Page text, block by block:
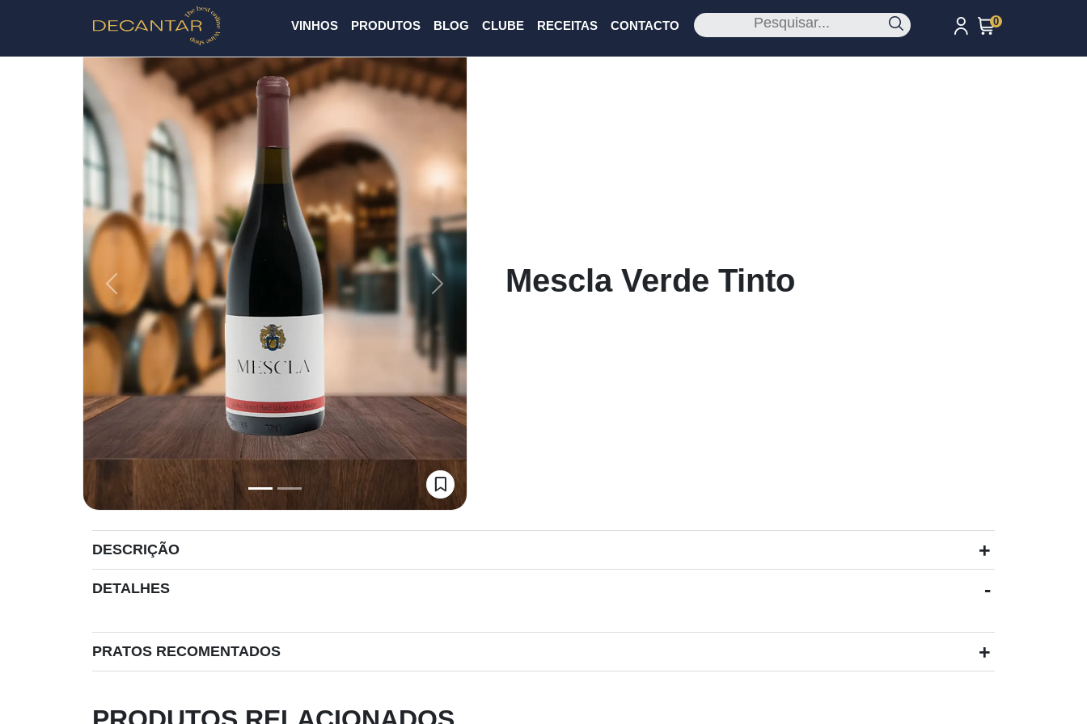
VINHOS PRODUTOS BLOG CLUBE RECEITAS CONTACTO 0
Previous Next Mescla Verde Tinto
DESCRIÇÃO +
DETALHES -
PRATOS RECOMENTADOS +